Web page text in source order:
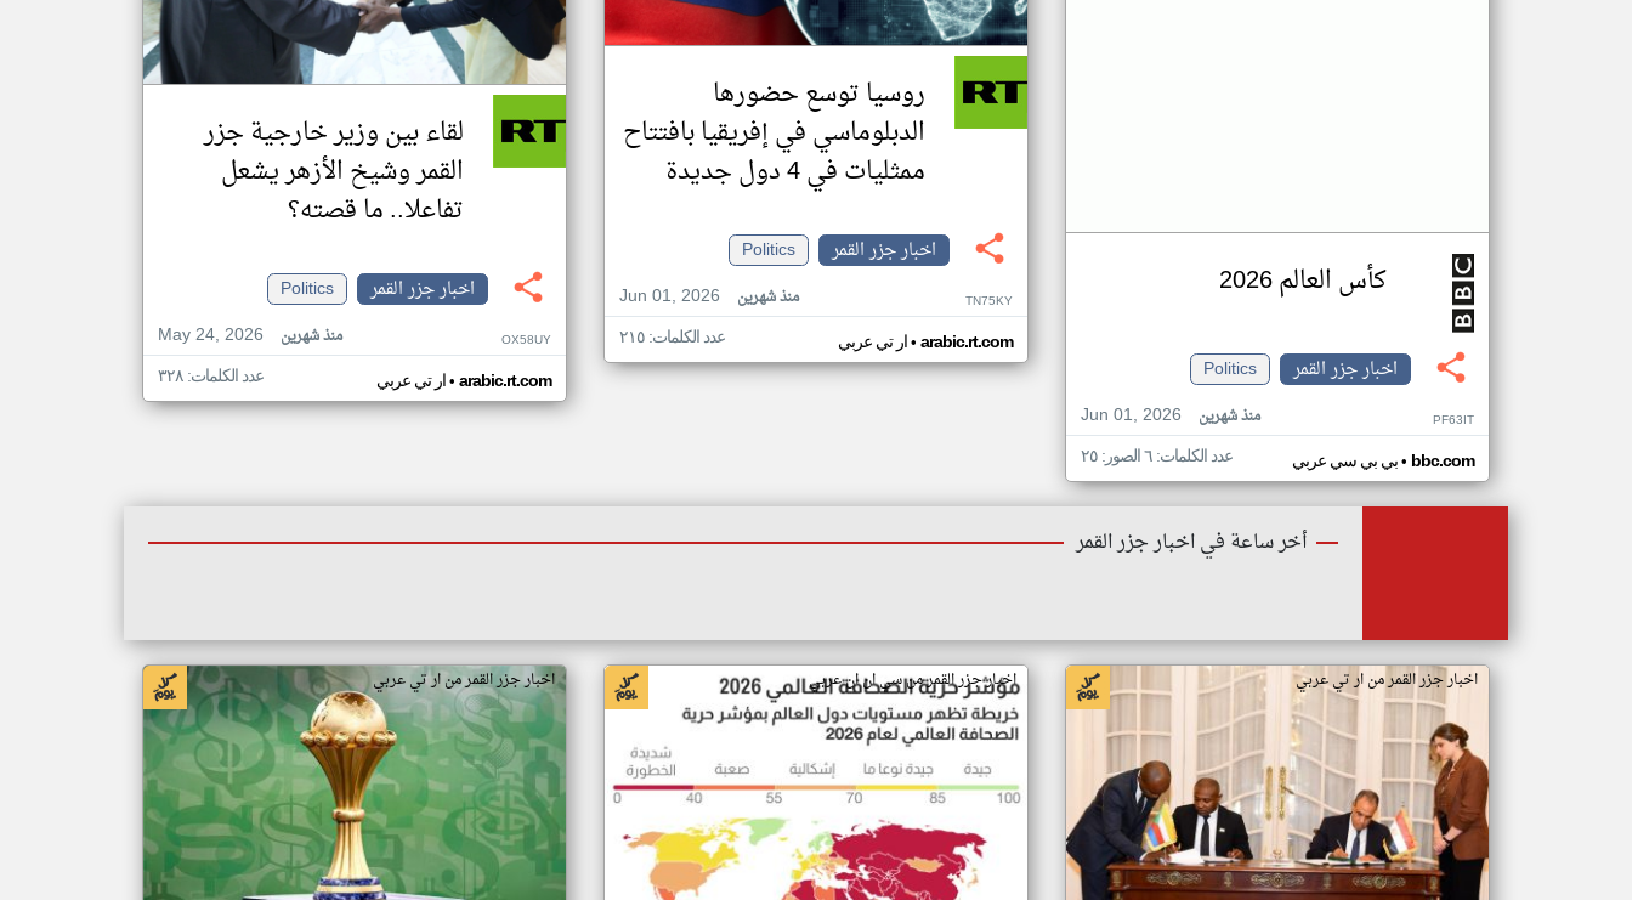
كأس العالم 2026
اخبار جزر القمر
Politics
Jun 01, 2026
منذ شهرين PF63IT
بي بي سي عربي• bbc.com عدد الكلمات: ٦ الصور: ٢٥
روسيا توسع حضورها
الدبلوماسي في إفريقيا بافتتاح
ممثليات في 4 دول جديدة
اخبار جزر القمر
Politics
Jun 01, 2026
منذ شهرين TN75KY
ار تي عربي• arabic.rt.com عدد الكلمات: ٢١٥
لقاء بين وزير خارجية جزر
القمر وشيخ الأزهر يشعل
تفاعلا.. ما قصته؟
اخبار جزر القمر
Politics
May 24, 2026
منذ شهرين OX58UY
ار تي عربي• arabic.rt.com عدد الكلمات: ٣٢٨
أخر ساعة في اخبار جزر القمر
اخبار جزر القمر من ار تي عربي اخبار جزر القمر من سي ان ان عربي اخبار جزر القمر من ار تي عربي